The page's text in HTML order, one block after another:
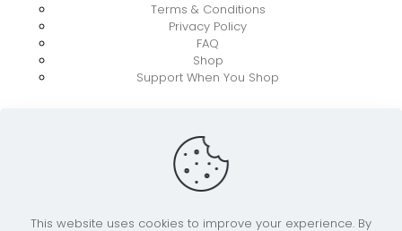
Terms & Conditions
Privacy Policy
FAQ
Shop
Support When You Shop
This website uses cookies to improve your experience. By